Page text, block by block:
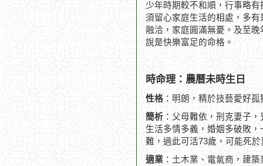
少年時期較不和順，行事略
須留心家庭生活的相處，多
融洽，家庭圓滿無憂。及至
說是快樂富足的命格。
時命理：農曆未時生日
性格 ：明朗，精於技藝愛好
簡析 ：父母難依，刑克妻子
生活多情多義，婚姻多破敗
難，過此可活73歲，可能死於
適業 ：土木業、電氣商，建